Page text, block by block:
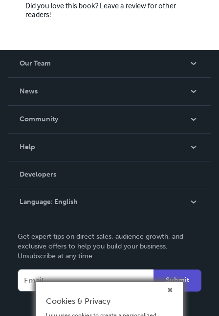
Did you love this book? Leave a review for other
readers!
Our Team
News
In The News
Community
Podcast
Help
Order Lookup
Knowledge Base
Contact Support
Developers
Language: English
Deutsch
Français
Español
Get expert tips on direct sales, audience growth, and
exclusive offers to help you build your business.
Unsubscribe at any time.
Submit
Cookies & Privacy